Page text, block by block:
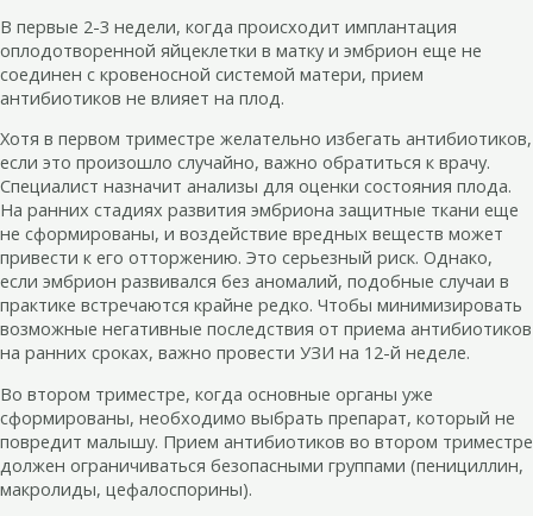
В первые 2-3 недели, когда происходит имплантация
оплодотворенной яйцеклетки в матку и эмбрион еще не
соединен с кровеносной системой матери, прием
антибиотиков не влияет на плод.
Хотя в первом триместре желательно избегать антибиотиков,
если это произошло случайно, важно обратиться к врачу.
Специалист назначит анализы для оценки состояния плода.
На ранних стадиях развития эмбриона защитные ткани еще
не сформированы, и воздействие вредных веществ может
привести к его отторжению. Это серьезный риск. Однако,
если эмбрион развивался без аномалий, подобные случаи в
практике встречаются крайне редко. Чтобы минимизировать
возможные негативные последствия от приема антибиотиков
на ранних сроках, важно провести УЗИ на 12-й неделе.
Во втором триместре, когда основные органы уже
сформированы, необходимо выбрать препарат, который не
повредит малышу. Прием антибиотиков во втором триместре
должен ограничиваться безопасными группами (пенициллин,
макролиды, цефалоспорины).